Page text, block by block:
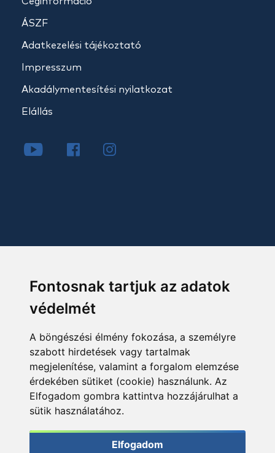
Fontosnak tartjuk az adatok
védelmét
A böngészési élmény fokozása, a személyre
szabott hirdetések vagy tartalmak
megjelenítése, valamint a forgalom elemzése
érdekében sütiket (cookie) használunk. Az
Elfogadom gombra kattintva hozzájárulhat a
sütik használatához.
Elfogadom
ÁSZF
Adatkezelési tájékoztató
Impresszum
Akadálymentesítési nyilatkozat
Elállás